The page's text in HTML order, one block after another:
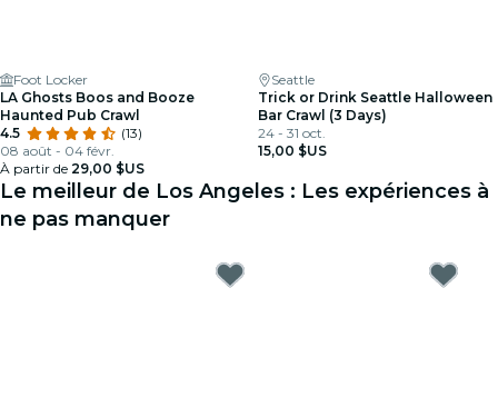
Foot Locker
LA Ghosts Boos and Booze
Haunted Pub Crawl
4.5
(13)
08 août - 04 févr.
À partir de 29,00 $US
Seattle
Trick or Drink Seattle Halloween
Bar Crawl (3 Days)
24 - 31 oct.
15,00 $US
Le meilleur de Los Angeles : Les expériences à
ne pas manquer